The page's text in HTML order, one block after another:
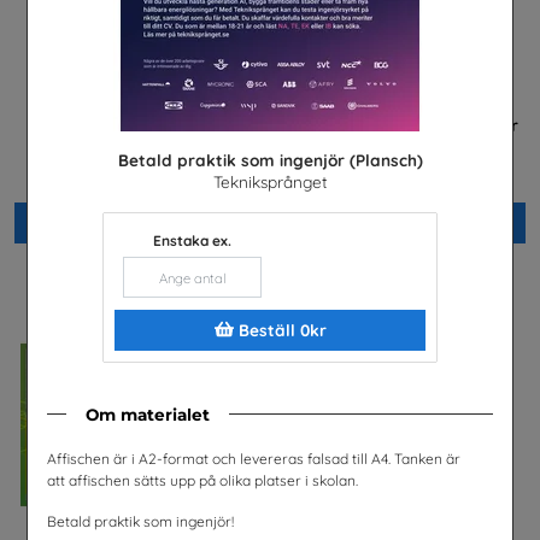
Betald praktik som ingenjör (Plansch)
Tekniksprånget
Enstaka ex.
Beställ 0kr
Om materialet
Affischen är i A2-format och levereras falsad till A4. Tanken är
att affischen sätts upp på olika platser i skolan.
Betald praktik som ingenjör!
FRAMTIDEN är i dina händer
bransch- och
arbetsgivarorganisation